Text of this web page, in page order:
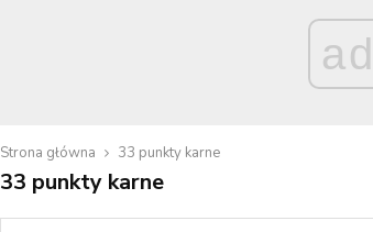
ad
Strona główna 33 punkty karne
33 punkty karne